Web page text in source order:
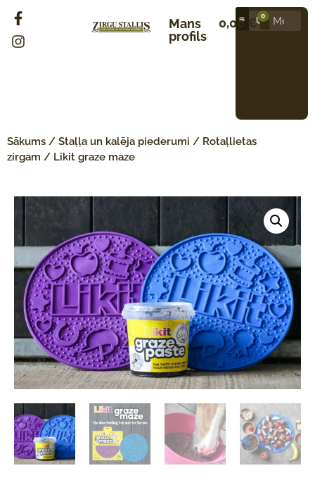
Mans
profils
0,00 € 0
Sākums / Staļļa un kalēja piederumi / Rotaļlietas
zirgam / Likit graze maze